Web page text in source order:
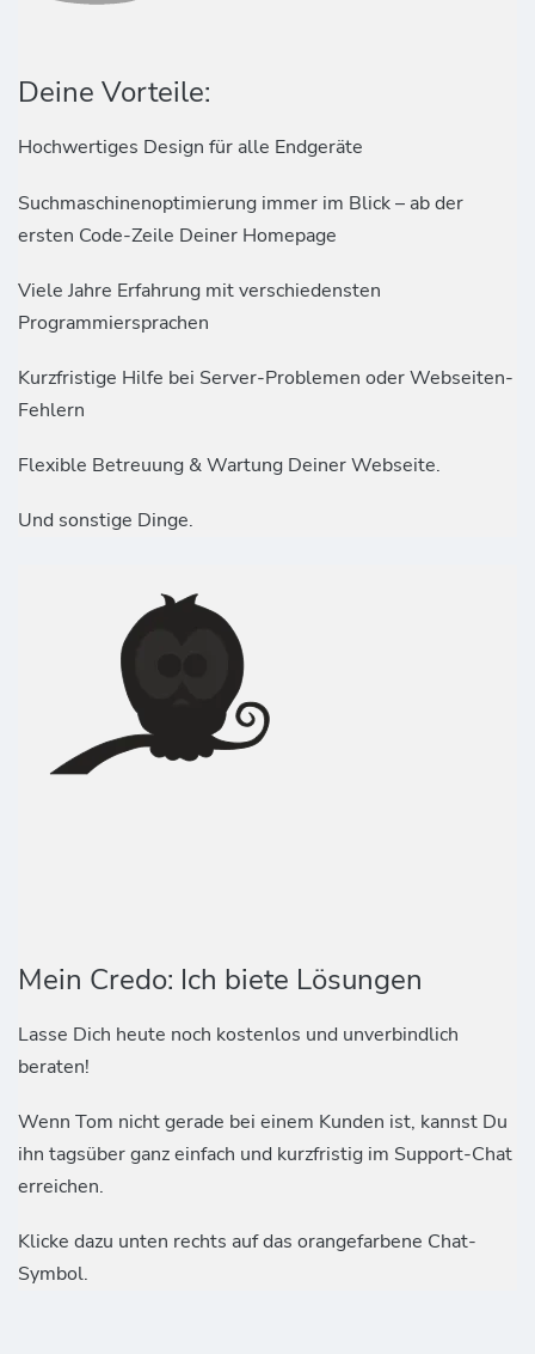
Deine Vorteile:
Hochwertiges Design für alle Endgeräte
Suchmaschinenoptimierung immer im Blick – ab der
ersten Code-Zeile Deiner Homepage
Viele Jahre Erfahrung mit verschiedensten
Programmiersprachen
Kurzfristige Hilfe bei Server-Problemen oder Webseiten-
Fehlern
Flexible Betreuung & Wartung Deiner Webseite.
Und sonstige Dinge.
Mein Credo: Ich biete Lösungen
Lasse Dich heute noch kostenlos und unverbindlich
beraten!
Wenn Tom nicht gerade bei einem Kunden ist, kannst Du
ihn tagsüber ganz einfach und kurzfristig im Support-Chat
erreichen.
Klicke dazu unten rechts auf das orangefarbene Chat-
Symbol.